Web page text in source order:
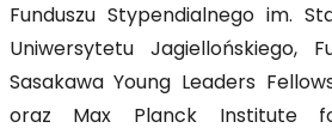
Funduszu Stypendialnego im.
Uniwersytetu Jagiellońskiego,
Sasakawa Young Leaders
oraz Max Planck Institute